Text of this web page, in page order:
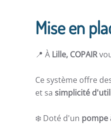
Mise en
📍 À Lille, COPAIR
Ce système offre
et sa simplicité
❄️ Doté d'un pompe